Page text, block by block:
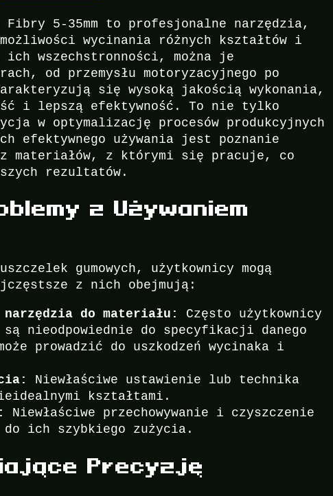
Fibry 5-35mm to profesjonalne narzędzia,
wycinania różnych kształtów i
wszechstronności, można je
od przemysłu motoryzacyjnego po
się wysoką jakością wykonania,
i lepszą efektywność. To nie tylko
w optymalizację procesów produkcyjnych
efektywnego używania jest poznanie
materiałów, z którymi się pracuje, co
rezultatów.
z Używaniem
gumowych, użytkownicy mogą
z nich obejmują:
narzędzia do materiału:
Często użytkownicy
nieodpowiednie do specyfikacji danego
prowadzić do uszkodzeń wycinaka i
Niewłaściwe ustawienie lub technika
kształtami.
Niewłaściwe przechowywanie i czyszczenie
do ich szybkiego zużycia.
Precyzję